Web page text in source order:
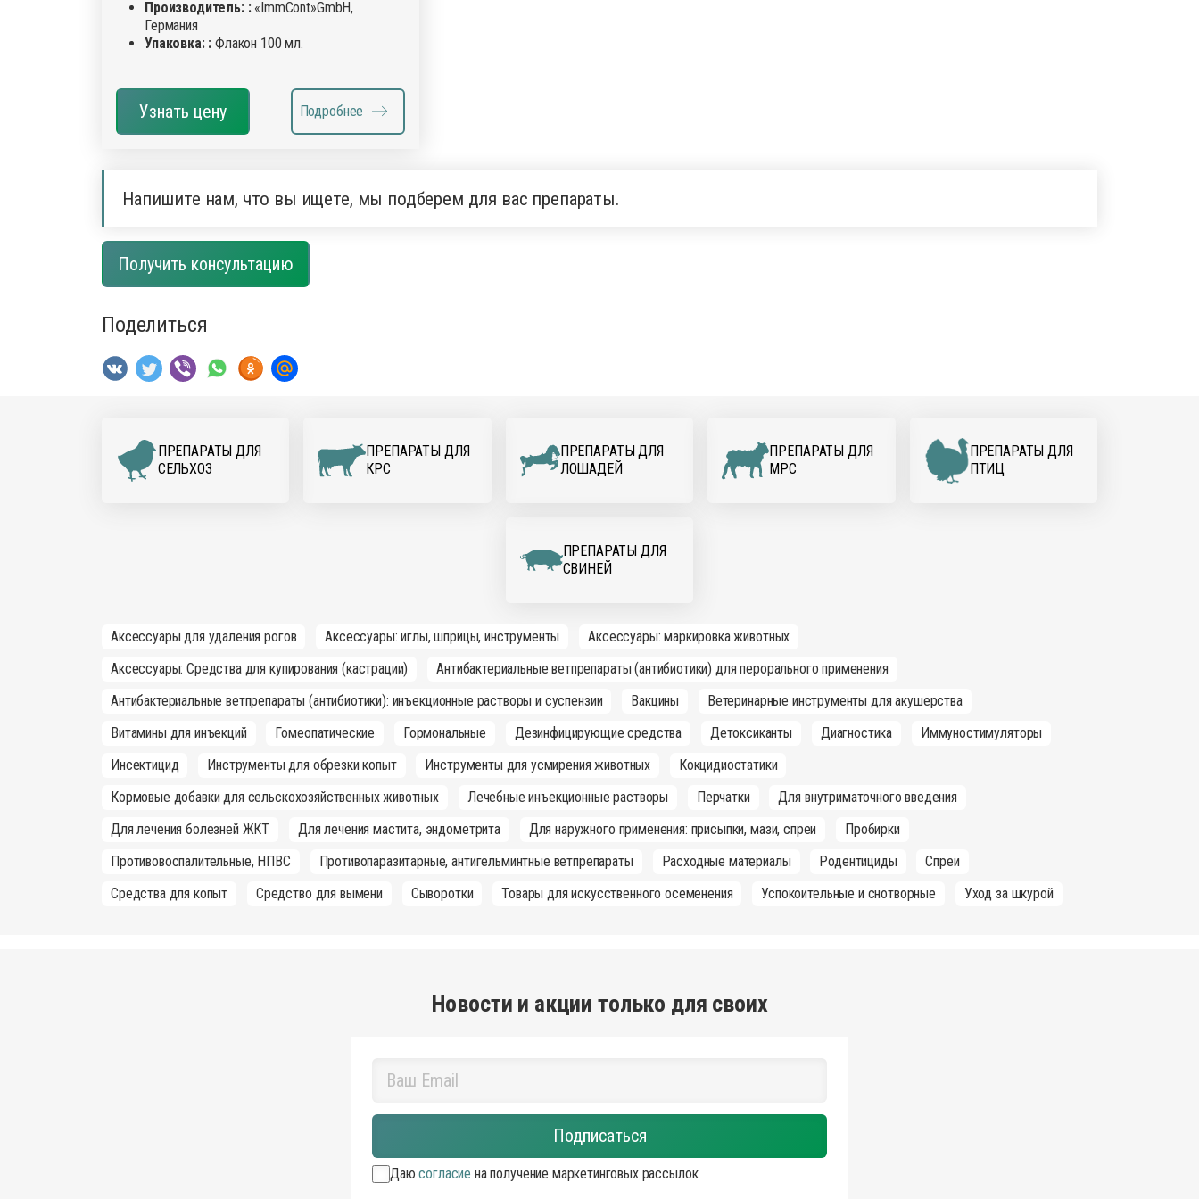
Производитель: :«ImmCont»GmbH,
Германия
Упаковка: : Флакон 100 мл.
Узнать цену Подробнее
Напишите нам, что вы ищете, мы подберем для вас препараты.
Получить консультацию
Поделиться
ПРЕПАРАТЫ ДЛЯ
CЕЛЬХОЗ
ПРЕПАРАТЫ ДЛЯ
КРС
ПРЕПАРАТЫ ДЛЯ
ЛОШАДЕЙ
ПРЕПАРАТЫ ДЛЯ
МРС
ПРЕПАРАТЫ ДЛЯ
ПТИЦ
ПРЕПАРАТЫ ДЛЯ
СВИНЕЙ
Аксессуары для удаления рогов Аксессуары: иглы, шприцы, инструменты
Аксессуары: маркировка животных
Аксессуары: Средства для купирования (кастрации)
Антибактериальные ветпрепараты (антибиотики) для перорального применения
Антибактериальные ветпрепараты (антибиотики): инъекционные растворы и суспензии
Вакцины
Ветеринарные инструменты для акушерства
Витамины для инъекций
Гомеопатические Гормональные Дезинфицирующие средства Детоксиканты Диагностика
Иммуностимуляторы
Инсектицид
Инструменты для обрезки копыт Инструменты для усмирения животных
Кокцидиостатики
Кормовые добавки для сельскохозяйственных животных
Лечебные инъекционные растворы Перчатки
Для внутриматочного введения
Для лечения болезней ЖКТ
Для лечения мастита, эндометрита Для наружного применения: присыпки, мази, спреи
Пробирки
Противовоспалительные, НПВС
Противопаразитарные, антигельминтные ветпрепараты Расходные материалы Родентициды
Спреи
Средства для копыт
Средство для вымени Сыворотки Товары для искусственного осеменения Успокоительные и снотворные Уход за шкурой
Новости и акции только для своих
Даюсогласие на получение маркетинговых рассылок